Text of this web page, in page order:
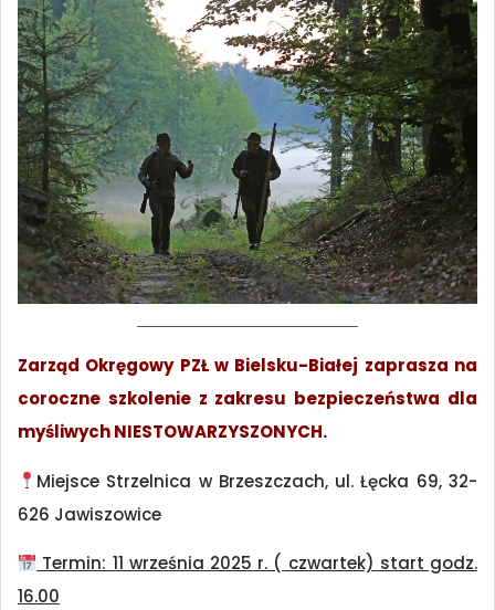
Zarząd Okręgowy PZŁ w Bielsku-Białej zaprasza na
coroczne szkolenie z zakresu bezpieczeństwa dla
myśliwych NIESTOWARZYSZONYCH.
Miejsce Strzelnica w Brzeszczach, ul. Łęcka 69, 32-
626 Jawiszowice
Termin: 11 września 2025 r. ( czwartek) start godz.
16.00